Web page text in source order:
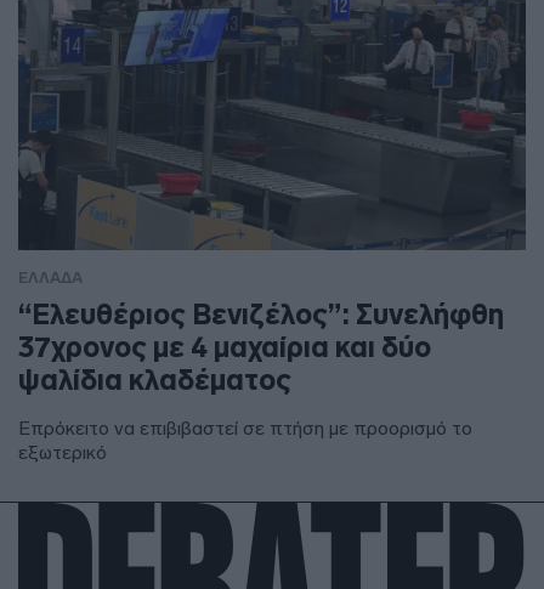
ΕΛΛΑΔΑ
“Ελευθέριος Βενιζέλος”: Συνελήφθη
37χρονος με 4 μαχαίρια και δύο
ψαλίδια κλαδέματος
Επρόκειτο να επιβιβαστεί σε πτήση με προορισμό το
εξωτερικό